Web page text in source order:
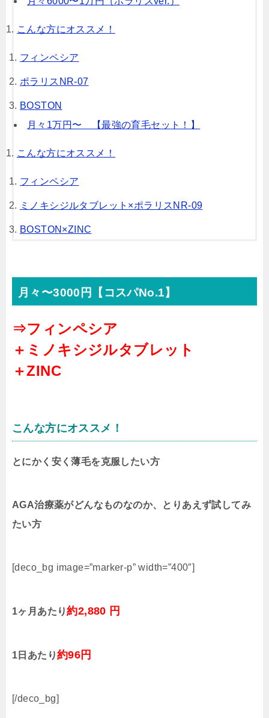
こんな方にオススメ！
フィンペシア
ポラリスNR-07
BOSTON
月々1万円〜 【最強の育毛セット！】
こんな方にオススメ！
フィンペシア
ミノキシジルタブレット×ポラリスNR-09
BOSTON×ZINC
月々〜3000円【コスパNo.1】
⇒フィンペシア
＋ミノキシジルタブレット
＋ZINC
こんな方にオススメ！
とにかく安く薄毛を克服したい方
AGA治療薬がどんなものなのか、とりあえず試してみ
たい方
[deco_bg image=”marker-p” width=”400″]
1ヶ月あたり約2,880 円
1日あたり約96円
[/deco_bg]